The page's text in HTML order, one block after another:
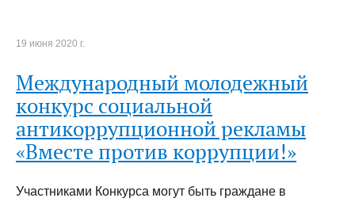
19 июня 2020 г.
Международный молодежный
конкурс социальной
антикоррупционной рекламы
«Вместе против коррупции!»
Участниками Конкурса могут быть граждане в